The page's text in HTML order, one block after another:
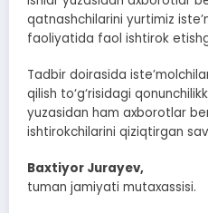
qatnashchilarini yurtimiz
faoliyatida faol ishtirok
Tadbir doirasida
qilish to‘g‘risidagi
yuzasidan ham axborotlar
ishtirokchilarini qiziqtirgan
Baxtiyor Jurayev,
tuman jamiyati mutaxassisi.